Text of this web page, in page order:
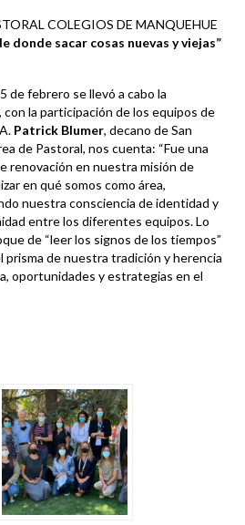
COLEGIOS DE MANQUEHUE
donde sacar cosas nuevas y viejas”
de febrero se llevó a cabo la
la participación de los equipos de
Patrick Blumer, decano de San
de Pastoral, nos cuenta: “Fue una
renovación en nuestra misión de
en qué somos como área,
nuestra consciencia de identidad y
entre los diferentes equipos. Lo
de “leer los signos de los tiempos”
prisma de nuestra tradición y herencia
oportunidades y estrategias en el